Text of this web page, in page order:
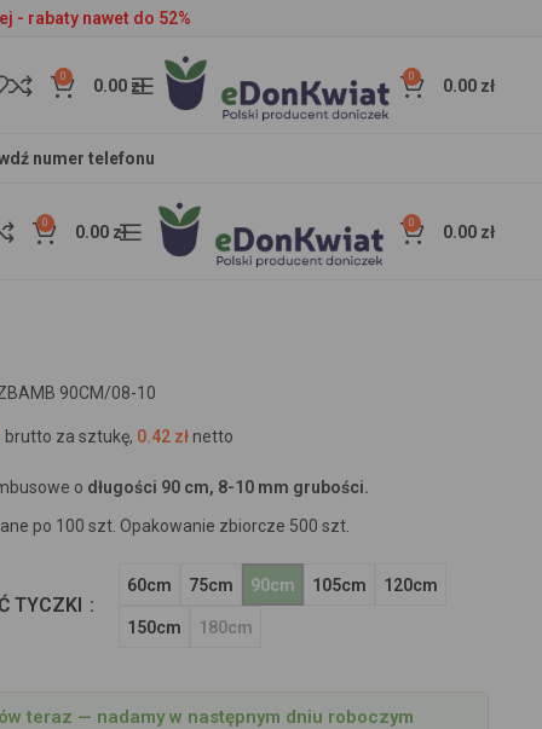
- rabaty nawet do 52%
0 0.00 zł 0 0.00 zł
numer telefonu
0 0.00 zł 0 0.00 zł
90CM/08-10
brutto za sztukę, 0.42 zł netto
o długości 90 cm, 8-10 mm grubości.
po 100 szt. Opakowanie zbiorcze 500 szt.
TYCZKI
60cm 75cm 90cm 105cm 120cm
150cm 180cm
teraz — nadamy w następnym dniu roboczym